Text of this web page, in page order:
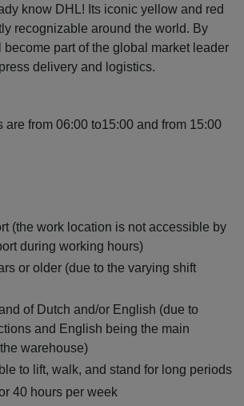
know DHL! Its iconic yellow and red
recognizable around the world. By
part of the global market leader
delivery and logistics.
are from 06:00 to15:00 and from 15:00
(the work location is not accessible by
during working hours)
or older (due to the varying shift
of Dutch and/or English (due to
and English being the main
warehouse)
to lift, walk, and stand for long periods
40 hours per week